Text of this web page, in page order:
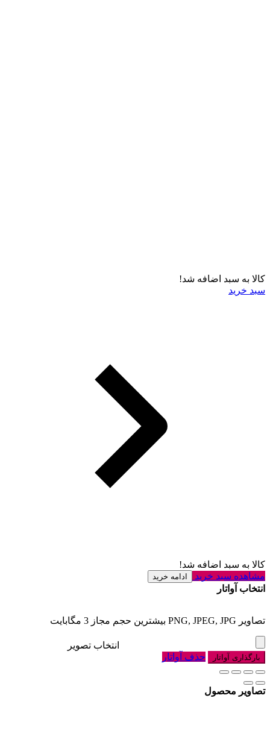
کالا به سبد اضافه شد!
سبد خرید
کالا به سبد اضافه شد!
مشاهده سبد خرید
ادامه خرید
انتخاب آواتار
تصاویر PNG, JPEG, JPG بیشترین حجم مجاز 3 مگابایت
انتخاب تصویر
بارگذاری آواتار حذف آواتار
تصاویر محصول